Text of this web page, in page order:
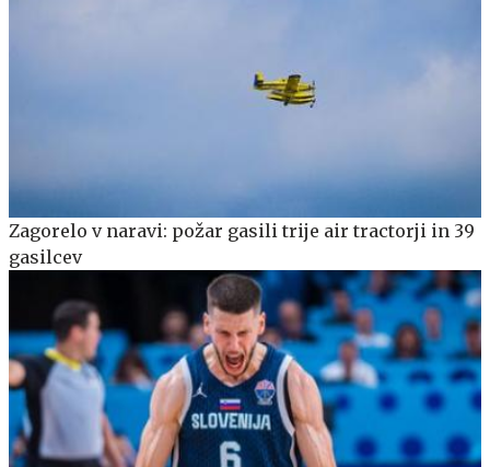
Zagorelo v naravi: požar gasili trije air tractorji in 39
gasilcev